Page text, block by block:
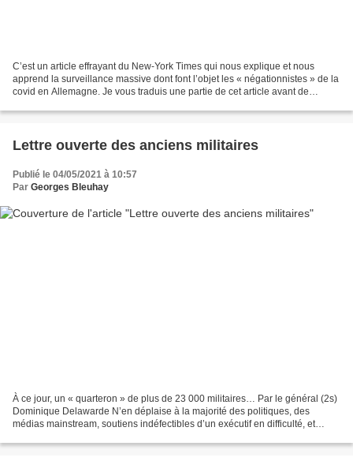
C’est un article effrayant du New-York Times qui nous explique et nous
apprend la surveillance massive dont font l’objet les « négationnistes » de la
covid en Allemagne. Je vous traduis une partie de cet article avant de
Lettre ouverte des anciens militaires
Publié le 04/05/2021 à 10:57
Par Georges Bleuhay
À ce jour, un « quarteron » de plus de 23 000 militaires… Par le général (2s)
Dominique Delawarde N’en déplaise à la majorité des politiques, des
médias mainstream, soutiens indéfectibles d’un exécutif en difficulté, et